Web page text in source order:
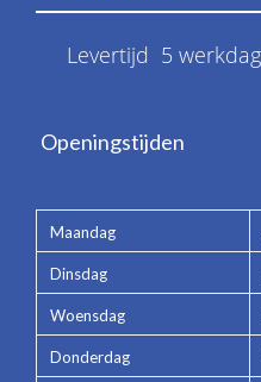
Levertijd 5
Openingstijden
Maandag
Dinsdag
Woensdag
Donderdag